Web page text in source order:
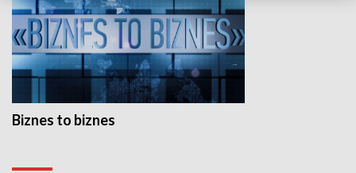
Biznes to biznes